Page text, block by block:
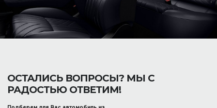
ОСТАЛИСЬ ВОПРОСЫ? МЫ С
РАДОСТЬЮ ОТВЕТИМ!